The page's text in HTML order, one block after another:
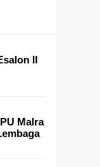
II
Malra